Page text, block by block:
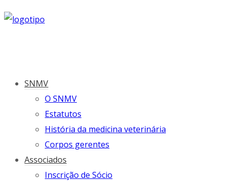
SNMV
O SNMV
Estatutos
História da medicina veterinária
Corpos gerentes
Associados
Inscrição de Sócio